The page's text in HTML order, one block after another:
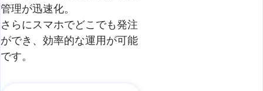
管理が迅速化。
さらにスマホでどこでも発注
ができ、効率的な運用が可能
です。